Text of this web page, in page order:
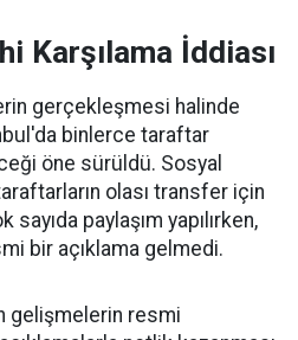
Karşılama İddiası
gerçekleşmesi halinde
binlerce taraftar
öne sürüldü. Sosyal
olası transfer için
sayıda paylaşım yapılırken,
bir açıklama gelmedi.
gelişmelerin resmi